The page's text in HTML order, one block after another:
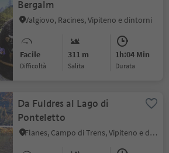
Bergalm
Valgiovo, Racines, Vipiteno e dintorni
Facile
Difficoltà
311 m
Salita
1h:04 Min
durata
Da Fuldres al Lago di
Ponteletto
Flanes, Campo di Trens, Vipiteno e dintorni